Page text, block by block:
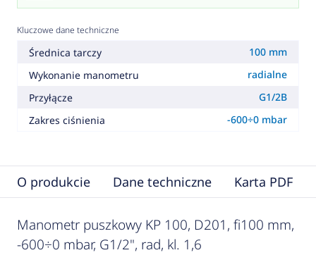
Kluczowe dane techniczne
Średnica tarczy
100 mm
Wykonanie manometru
radialne
Przyłącze
G1/2B
Zakres ciśnienia
-600÷0 mbar
O produkcie Dane techniczne Karta PDF
Manometr puszkowy KP 100, D201, fi100 mm,
-600÷0 mbar, G1/2", rad, kl. 1,6